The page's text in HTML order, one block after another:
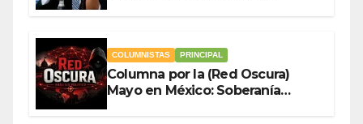
COLUMNISTAS PRINCIPAL
Columna por la (Red Oscura)
Mayo en México: Soberanía